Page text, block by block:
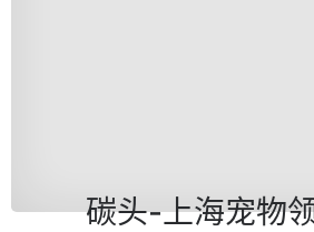
碳头-上海宠物